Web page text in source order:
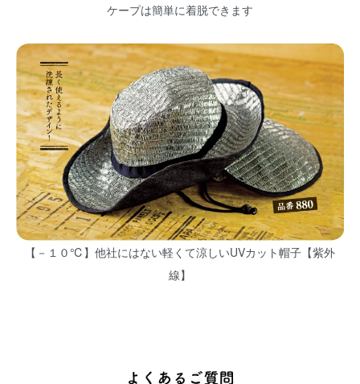
ケープは簡単に着脱できます
【－１０℃】他社にはない軽くて涼しいUVカット帽子【紫外
線】